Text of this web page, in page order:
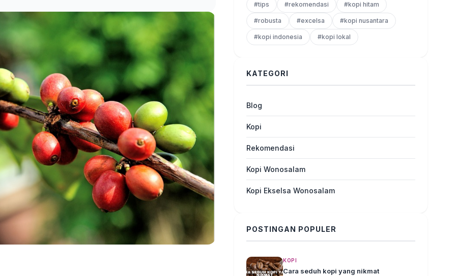
#tips #rekomendasi #kopi hitam
#robusta #excelsa #kopi nusantara
#kopi indonesia #kopi lokal
KATEGORI
Blog
Kopi
Rekomendasi
Kopi Wonosalam
Kopi Ekselsa Wonosalam
POSTINGAN POPULER
KOPI
Cara seduh kopi yang nikmat